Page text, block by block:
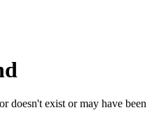
doesn't exist or may have been